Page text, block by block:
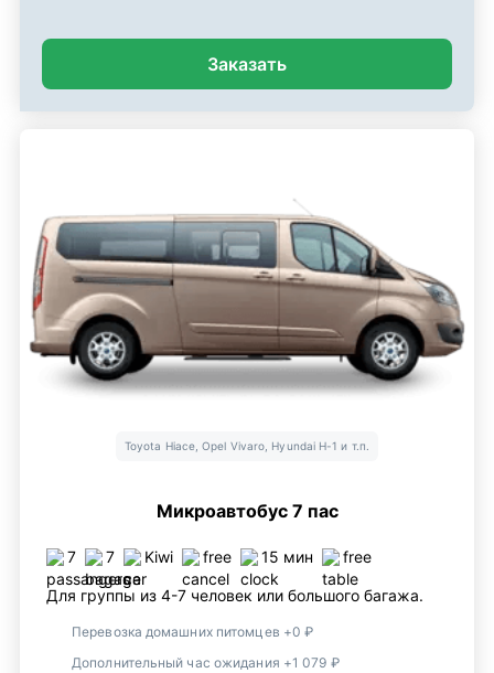
Заказать
Toyota Hiace, Opel Vivaro, Hyundai H-1 и т.п.
Микроавтобус 7 пас
7 7 Kiwi free 15 мин free
Для группы из 4-7 человек или большого багажа.
Перевозка домашних питомцев +0 ₽
Дополнительный час ожидания +1 079 ₽